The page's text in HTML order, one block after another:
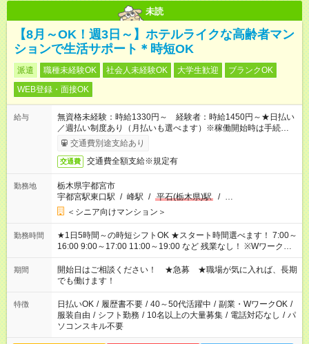
未読
【8月～OK！週3日～】ホテルライクな高齢者マン
ションで生活サポート＊時短OK
派遣 職種未経験OK 社会人未経験OK 大学生歓迎
ブランクOK
WEB登録・面接OK
給与
無資格未経験：時給1330円～ 経験者：時給1450円～★日払い
／週払い制度あり（月払いも選べます）※稼働開始時は手続き完
了次第のお支払いとなります。
交通費別途支給あり
交通費 交通費全額支給※規定有
勤務地
栃木県宇都宮市
宇都宮駅東口駅 / 峰駅 / 平石(栃木県)駅 / …
＜シニア向けマンション＞
勤務時間
★1日5時間～の時短シフトOK ★スタート時間選べます！ 7:00～
16:00 9:00～17:00 11:00～19:00 など 残業なし！ ※Wワークの
場合、他のお仕事と合わせ週40時間超の就業はご案内できませ
ん ※法令に基づき、週20時間以上勤務は社会保険への加入対象
となります ※労働者派遣法（日雇い派遣の原則禁止）により、
短時間・短期間の就業はご案内が難しい場合があります
期間
開始日はご相談ください！ ★急募 ★職場が気に入れば、長期
でも働けます！
特徴 日払いOK / 履歴書不要 / 40～50代活躍中 / 副業・WワークOK /
服装自由 / シフト勤務 / 10名以上の大量募集 / 電話対応なし / パ
ソコンスキル不要